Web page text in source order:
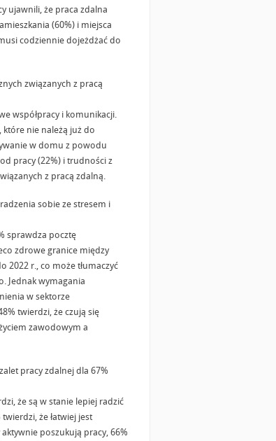
ujawnili, że praca zdalna
(60%) i miejsca
codziennie dojeżdżać do
związanych z pracą
współpracy i komunikacji.
które nie należą już do
w domu z powodu
pracy (22%) i trudności z
z pracą zdalną.
sobie ze stresem i
sprawdza pocztę
zdrowe granice między
2022 r., co może tłumaczyć
Jednak wymagania
w sektorze
twierdzi, że czują się
zawodowym a
pracy zdalnej dla 67%
że są w stanie lepiej radzić
że łatwiej jest
poszukują pracy, 66%